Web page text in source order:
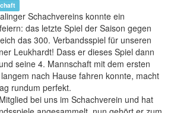
Schachvereins konnte ein
das letzte Spiel der Saison gegen
das 300. Verbandsspiel für unseren
Leukhardt! Dass er dieses Spiel dann
seine 4. Mannschaft mit dem ersten
nach Hause fahren konnte, macht
rundum perfekt.
bei uns im Schachverein und hat